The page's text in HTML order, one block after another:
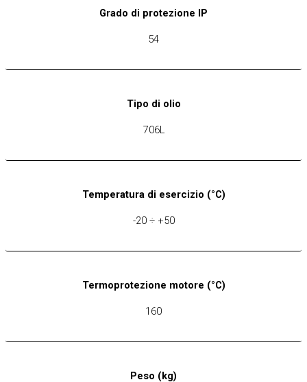
Grado di protezione IP
54
Tipo di olio
706L
Temperatura di esercizio (°C)
-20 ÷ +50
Termoprotezione motore (°C)
160
Peso (kg)